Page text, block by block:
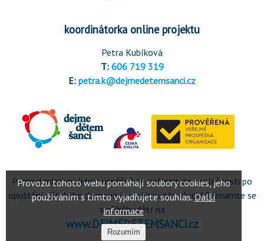
koordinátorka online projektu
Petra Kubíková
T: 606 719 319
E: petra.k@dejmedetemsanci.cz
Pomoci mladým lidem úspěšně se začlenit do společnosti po
opuštění dětského domova je v zájmu nás všech! Seznamte se
s příběhy dětí na
www.DEJMEDETEMSANCI.cz